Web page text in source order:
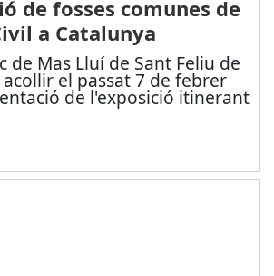
de fosses comunes de
a Catalunya
de Mas Lluí de Sant Feliu de
el passat 7 de febrer
de l'exposició itinerant